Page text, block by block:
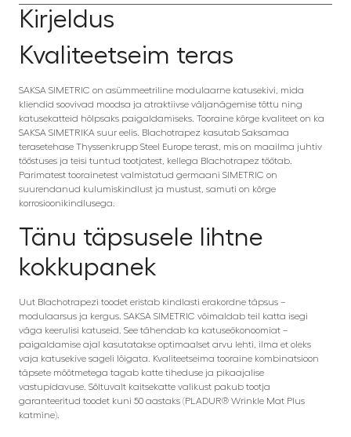
Kirjeldus
Kvaliteetseim teras
SAKSA SIMETRIC on asümmeetriline modulaarne katusekivi, mida
kliendid soovivad moodsa ja atraktiivse väljanägemise tõttu ning
katusekatteid hõlpsaks paigaldamiseks. Tooraine kõrge kvaliteet on ka
SAKSA SIMETRIKA suur eelis. Blachotrapez kasutab Saksamaa
terasetehase Thyssenkrupp Steel Europe terast, mis on maailma juhtiv
tööstuses ja teisi tuntud tootjatest, kellega Blachotrapez töötab.
Parimatest toorainetest valmistatud germaani SIMETRIC on
suurendanud kulumiskindlust ja mustust, samuti on kõrge
korrosioonikindlusega.
Tänu täpsusele lihtne
kokkupanek
Uut Blachotrapezi toodet eristab kindlasti erakordne täpsus –
modulaarsus ja kergus. SAKSA SIMETRIC võimaldab teil katta isegi
väga keerulisi katuseid. See tähendab ka katuseökonoomiat –
paigaldamise ajal kasutatakse optimaalset arvu lehti, ilma et oleks
vaja katusekive sageli lõigata. Kvaliteetseima tooraine kombinatsioon
täpsete mõõtmetega tagab katte tiheduse ja pikaajalise
vastupidavuse. Sõltuvalt kaitsekatte valikust pakub tootja
garanteeritud toodet kuni 50 aastaks (PLADUR® Wrinkle Mat Plus
katmine).